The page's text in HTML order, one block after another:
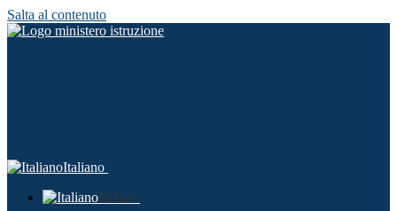
Salta al contenuto
Italiano
Italiano